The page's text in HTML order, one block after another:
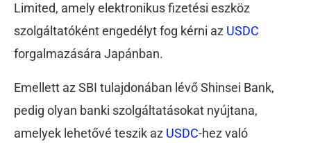
Limited, amely elektronikus fizetési eszköz
szolgáltatóként engedélyt fog kérni az USDC
forgalmazására Japánban.
Emellett az SBI tulajdonában lévő Shinsei Bank,
pedig olyan banki szolgáltatásokat nyújtana,
amelyek lehetővé teszik az USDC-hez való